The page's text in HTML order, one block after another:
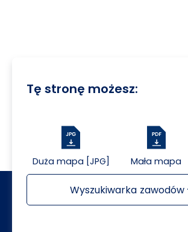
Tę stronę możesz:
Duża mapa [JPG] Mała mapa
Wyszukiwarka zawodów